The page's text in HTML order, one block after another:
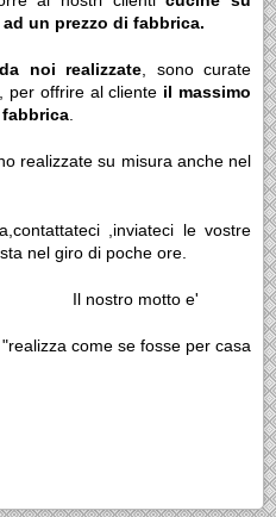
un prezzo di fabbrica.
noi realizzate , sono curate
per offrire al cliente il massimo
realizzate su misura anche nel
,inviateci le vostre
nel giro di poche ore.
e'
fosse per casa